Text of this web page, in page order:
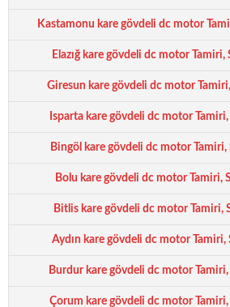
Kastamonu kare gövdeli dc motor
Elazığ kare gövdeli dc motor Tamiri,
Giresun kare gövdeli dc motor Tamiri,
Isparta kare gövdeli dc motor Tamiri,
Bingöl kare gövdeli dc motor Tamiri,
Bolu kare gövdeli dc motor Tamiri,
Bitlis kare gövdeli dc motor Tamiri,
Aydın kare gövdeli dc motor Tamiri,
Burdur kare gövdeli dc motor Tamiri,
Çorum kare gövdeli dc motor Tamiri,